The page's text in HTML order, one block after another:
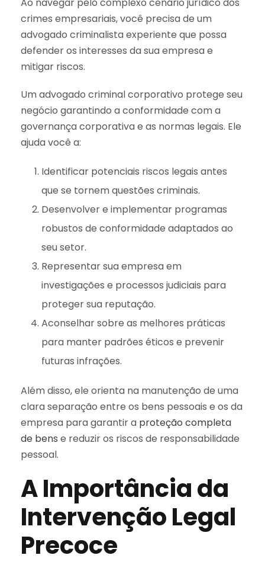
Ao navegar pelo complexo cenário jurídico dos
crimes empresariais, você precisa de um
advogado criminalista experiente que possa
defender os interesses da sua empresa e
mitigar riscos.
Um advogado criminal corporativo protege seu
negócio garantindo a conformidade com a
governança corporativa e as normas legais. Ele
ajuda você a:
Identificar potenciais riscos legais antes
que se tornem questões criminais.
Desenvolver e implementar programas
robustos de conformidade adaptados ao
seu setor.
Representar sua empresa em
investigações e processos judiciais para
proteger sua reputação.
Aconselhar sobre as melhores práticas
para manter padrões éticos e prevenir
futuras infrações.
Além disso, ele orienta na manutenção de uma
clara separação entre os bens pessoais e os da
empresa para garantir a proteção completa
de bens e reduzir os riscos de responsabilidade
pessoal.
A Importância da
Intervenção Legal
Precoce